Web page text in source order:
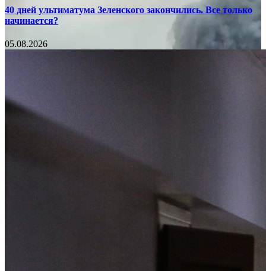
40 дней ультиматума Зеленского закончились. Все только
начинается?
05.08.2026